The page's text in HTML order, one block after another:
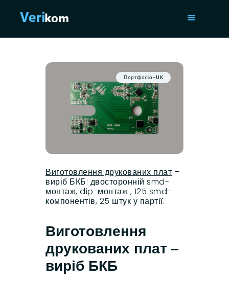
ПОРТФОЛІО
СТАТТІ
ПРО НАС
Портфоліо-UK
Виготовлення друкованих плат –
виріб БКБ: двосторонній smd-
монтаж, dip-монтаж , 125 smd-
компонентів, 25 штук у партії.
Виготовлення
друкованих плат –
виріб БКБ